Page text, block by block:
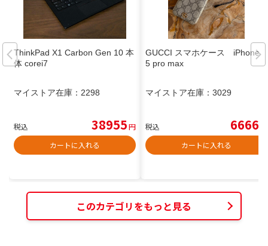
ThinkPad X1 Carbon Gen 10 本
体 corei7
マイストア在庫： 2298
税込 38955円
カートに入れる
GUCCI スマホケース iPhone1
5 pro max
マイストア在庫： 3029
税込 6666
カートに入れる
このカテゴリをもっと見る